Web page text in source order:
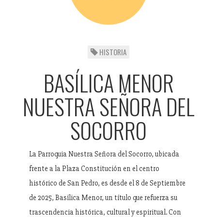
HISTORIA
BASÍLICA MENOR
NUESTRA SEÑORA DEL
SOCORRO
La Parroquia Nuestra Señora del Socorro, ubicada
frente a la Plaza Constitución en el centro
histórico de San Pedro, es desde el 8 de Septiembre
de 2025, Basílica Menor, un título que refuerza su
trascendencia histórica, cultural y espiritual. Con